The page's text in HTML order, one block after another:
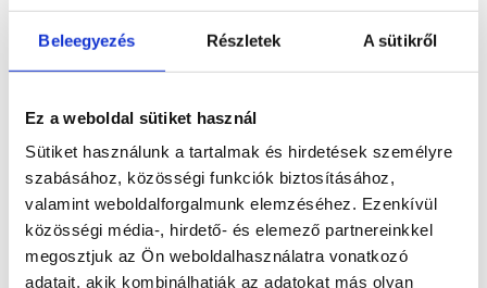
Beleegyezés Részletek A sütikről
Ez a weboldal sütiket használ
Sütiket használunk a tartalmak és hirdetések személyre
szabásához, közösségi funkciók biztosításához,
valamint weboldalforgalmunk elemzéséhez. Ezenkívül
közösségi média-, hirdető- és elemező partnereinkkel
megosztjuk az Ön weboldalhasználatra vonatkozó
adatait, akik kombinálhatják az adatokat más olyan
Larvikit4 Lávakő6 Lepidolit15 Malachit39
Márvány
Merlinit17 Mohaachát Napkő1
Rodokrozit4 Rodonit6 Rózsakvarc
Szelenit63 Szeptária16 Szerpentin15
Szfalerit
15
Szodalit9 Tektit4 Tigrisszem23
Turmalin
8
Turmalinkvarc1 Vanadinit2 Vulkáni achát1
Yooperlit6 Zöld opál6
Alkalom, ünnep409